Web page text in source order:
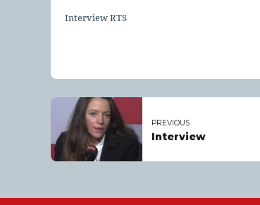
Interview RTS
PREVIOUS
Interview